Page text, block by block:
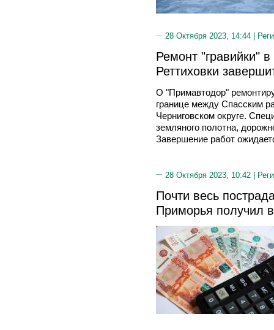
28 Октября 2023, 14:44 |
Ремонт "гравийки"
Реттиховки
О "Примавтодор"
границе между Спасским
Черниговском округе.
земляного полотна,
Завершение работ
28 Октября 2023, 10:42 |
Почти весь
Приморья получил